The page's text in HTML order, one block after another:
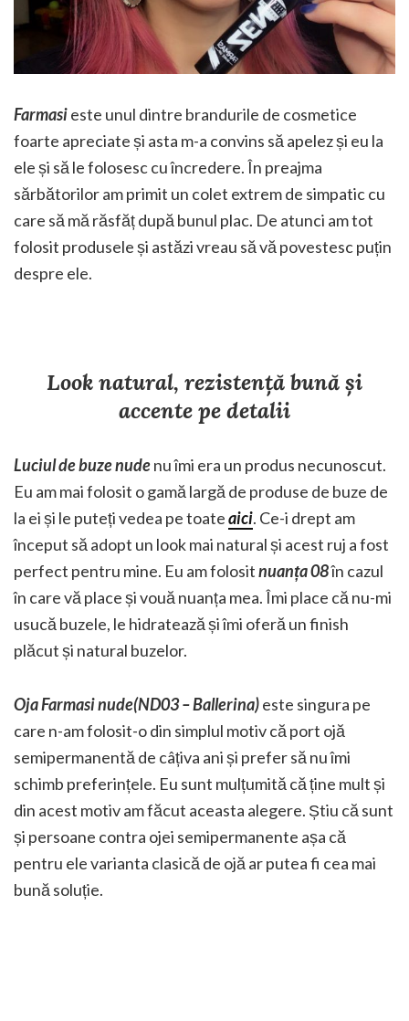
Farmasieste unul dintre brandurile de cosmetice
foarte apreciate și asta m-a convins să apelez și eu la
ele și să le folosesc cu încredere. În preajma
sărbătorilor am primit un colet extrem de simpatic cu
care să mă răsfăț după bunul plac. De atunci am tot
folosit produsele și astăzi vreau să vă povestesc puțin
despre ele.
Look natural, rezistență bună și
accente pe detalii
Luciul de buze nudenu îmi era un produs necunoscut.
Eu am mai folosit o gamă largă de produse de buze de
la ei și le puteți vedea pe toateaici. Ce-i drept am
început să adopt un look mai natural și acest ruj a fost
perfect pentru mine. Eu am folositnuanța 08în cazul
în care vă place și vouă nuanța mea. Îmi place că nu-mi
usucă buzele, le hidratează și îmi oferă un finish
plăcut și natural buzelor.
Oja Farmasi nude(ND03 – Ballerina)este singura pe
care n-am folosit-o din simplul motiv că port ojă
semipermanentă de câțiva ani și prefer să nu îmi
schimb preferințele. Eu sunt mulțumită că ține mult și
din acest motiv am făcut aceasta alegere. Știu că sunt
și persoane contra ojei semipermanente așa că
pentru ele varianta clasică de ojă ar putea fi cea mai
bună soluție.